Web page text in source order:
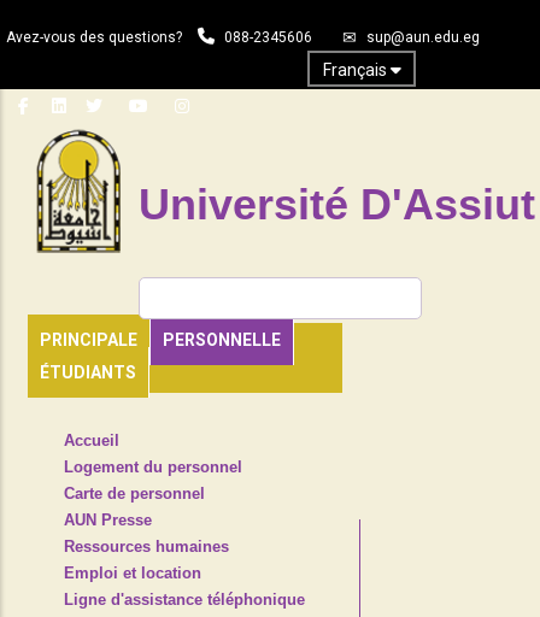
au
principal
Avez-vous des questions? 088-2345606 sup@aun.edu.eg
Français
Université D'Assiut
PRINCIPALE
PERSONNELLE
ÉTUDIANTS
HEADER
NAVIGATION
Accueil
Logement du personnel
Carte de personnel
AUN Presse
Ressources humaines
Emploi et location
Ligne d'assistance téléphonique